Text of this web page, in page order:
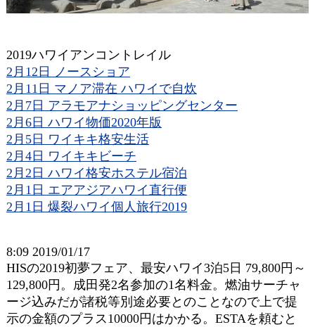
2019ハワイアンコントレイル
2月12日 ノースショア
2月11日 マノア滞在 ハワイで自炊
2月7日 アラモアナショッピングセンター
2月6日 ハワイ物価2020年版
2月5日 ワイキキ格安生活
2月4日 ワイキキビーチ
2月2日 ハワイ格安ホステル宿泊
2月1日 エアアジアハワイ直行便
2月1日 爆裂ハワイ個人旅行2019
8:09 2019/01/17
HISの2019初夢フェア、最安ハワイ3泊5日 79,800円～
129,800円。成田発2名参加の1名料金。燃油サーチャ
ージ込みだが諸税等別途必要とのことなので上で提
示の金額のプラス10000円はかかる。ESTAを頼むと